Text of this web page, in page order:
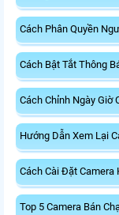
Cách Phân Quyền
Cách Bật Tắt Thông
Cách Chỉnh Ngày Giờ
Hướng Dẫn Xem Lại
Cách Cài Đặt Camera
Top 5 Camera Bán